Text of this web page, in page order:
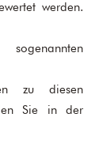
werden.
zu diesen
Sie in der